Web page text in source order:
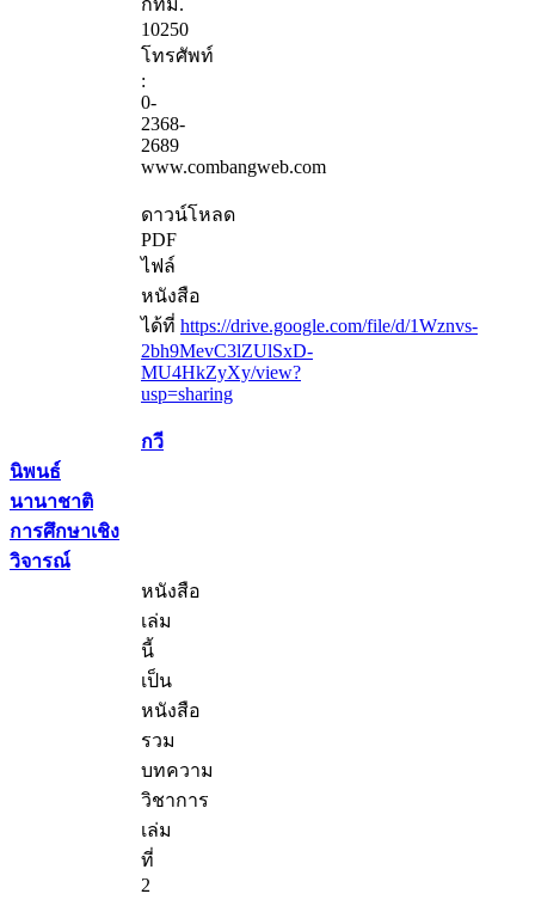
กทม.
10250
โทรศัพท์
:
0-
2368-
2689
www.combangweb.com
ดาวน์โหลด
PDF
ไฟล์
หนังสือ
ได้ที่ https://drive.google.com/file/d/1Wznvs-
2bh9MevC3lZUlSxD-
MU4HkZyXy/view?
usp=sharing
กวี
นิพนธ์
นานาชาติ
การศึกษาเชิง
วิจารณ์
หนังสือ
เล่ม
นี้
เป็น
หนังสือ
รวม
บทความ
วิชาการ
เล่ม
ที่
2